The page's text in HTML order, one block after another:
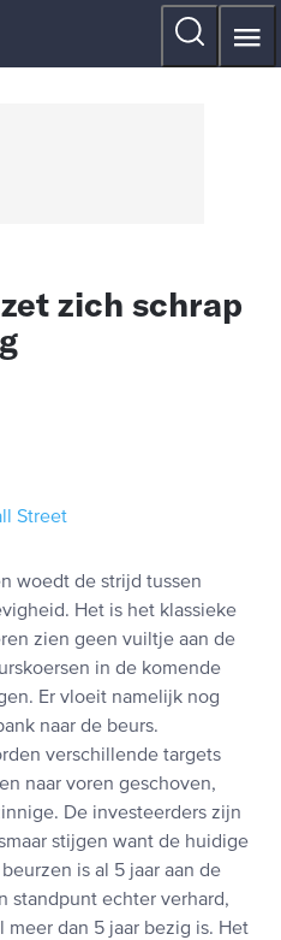
zich schrap
woedt de strijd tussen
Het is het klassieke
zien geen vuiltje aan de
in de komende
Er vloeit namelijk nog
naar de beurs.
verschillende targets
naar voren geschoven,
De investeerders zijn
stijgen want de huidige
is al 5 jaar aan de
standpunt echter verhard,
meer dan 5 jaar bezig is. Het